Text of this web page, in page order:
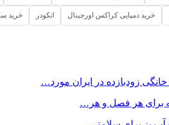
خرید دمپایی کراکس اورجینال انکودر خرید